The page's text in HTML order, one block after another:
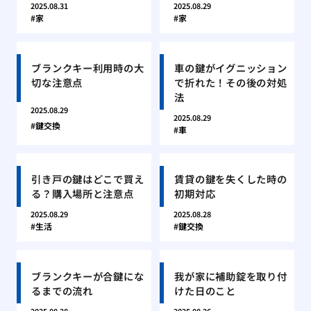
2025.08.31
家
2025.08.29
家
ブランクキー利用時の大
切な注意点
2025.08.29
鍵交換
車の鍵がイグニッション
で折れた！その後の対処
法
2025.08.29
車
引き戸の鍵はどこで買え
る？購入場所と注意点
2025.08.29
生活
賃貸の鍵を失くした時の
初期対応
2025.08.28
鍵交換
ブランクキーが合鍵にな
るまでの流れ
我が家に補助錠を取り付
けた日のこと